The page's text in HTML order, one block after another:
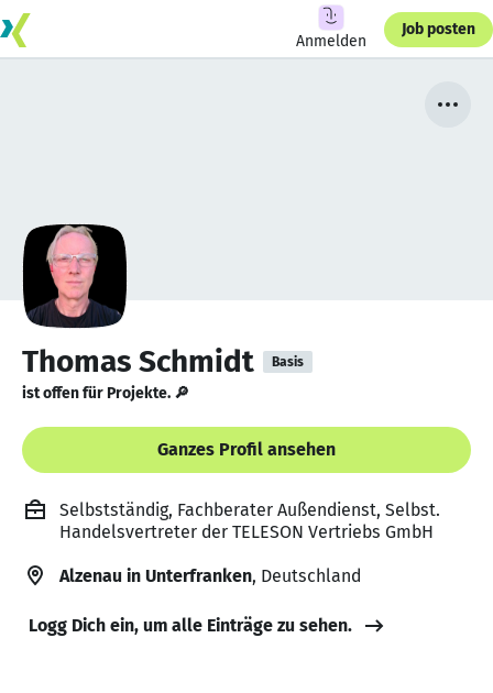
Anmelden
Job posten
Thomas Schmidt Basis
ist offen für Projekte. 🔎
Ganzes Profil ansehen
Selbstständig, Fachberater Außendienst, Selbst.
Handelsvertreter der TELESON Vertriebs GmbH
Alzenau in Unterfranken, Deutschland
Logg Dich ein, um alle Einträge zu sehen.